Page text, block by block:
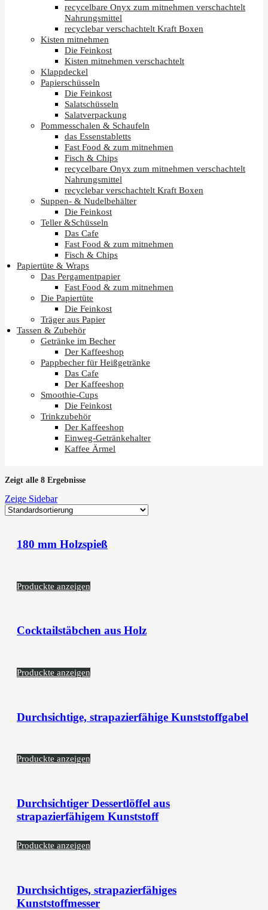
recycelbare Onyx zum mitnehmen verschachtelt
Nahrungsmittel
recyclebar verschachtelt Kraft Boxen
Kisten mitnehmen
Die Feinkost
Kisten mitnehmen verschachtelt
Klappdeckel
Papierschüsseln
Die Feinkost
Salatschüsseln
Salatverpackung
Pommesschalen & Schaufeln
das Essenstabletts
Fast Food & zum mitnehmen
Fisch & Chips
recycelbare Onyx zum mitnehmen verschachtelt
Nahrungsmittel
recyclebar verschachtelt Kraft Boxen
Suppen- & Nudelbehälter
Die Feinkost
Teller &Schüsseln
Das Cafe
Fast Food & zum mitnehmen
Fisch & Chips
Papiertüte & Wraps
Das Pergamentpapier
Fast Food & zum mitnehmen
Die Papiertüte
Die Feinkost
Träger aus Papier
Tassen & Zubehör
Getränke im Becher
Der Kaffeeshop
Pappbecher für Heißgetränke
Das Cafe
Der Kaffeeshop
Smoothie-Cups
Die Feinkost
Trinkzubehör
Der Kaffeeshop
Einweg-Getränkehalter
Kaffee Ärmel
Zeigt alle 8 Ergebnisse
Zeige Sidebar
180 mm Holzspieß
Produckte anzeigen
Cocktailstäbchen aus Holz
Produckte anzeigen
Durchsichtige, strapazierfähige Kunststoffgabel
Produckte anzeigen
Durchsichtiger Dessertlöffel aus
strapazierfähigem Kunststoff
Produckte anzeigen
Durchsichtiges, strapazierfähiges
Kunststoffmesser